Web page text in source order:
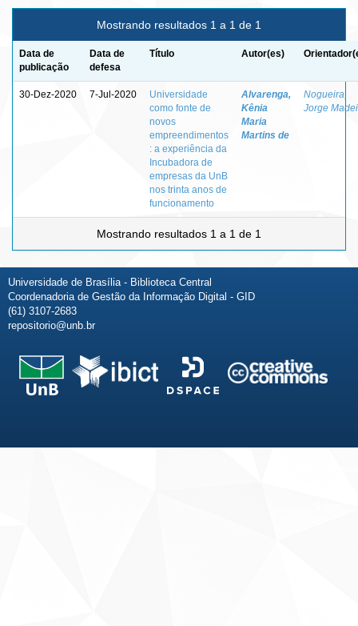
Mostrando resultados 1 a 1 de 1
Data de
publicação
Data de
defesa
Título Autor(es)
30-Dez-2020 7-Jul-2020
Universidade
como fonte de
novos
empreendimentos
: a experiência da
Incubadora de
empresas da UnB
nos trinta anos de
funcionamento
Alvarenga,
Kênia
Maria
Martins de
Nogueira,
Jorge
Mostrando resultados 1 a 1 de 1
Universidade de Brasília - Biblioteca Central
Coordenadoria de Gestão da Informação Digital - GID
(61) 3107-2683
repositorio@unb.br